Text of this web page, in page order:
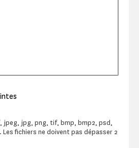
jpeg, jpg, png, tif, bmp, bmp2, psd,
fichiers ne doivent pas dépasser 2